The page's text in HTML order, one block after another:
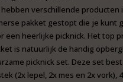
hebben verschillende producten
pakket gestopt die je kunt
een heerlijke picknick. Het top
is natuurlijk de handig
picknick set. Deze set
(2x lepel, 2x mes en 2x vork),